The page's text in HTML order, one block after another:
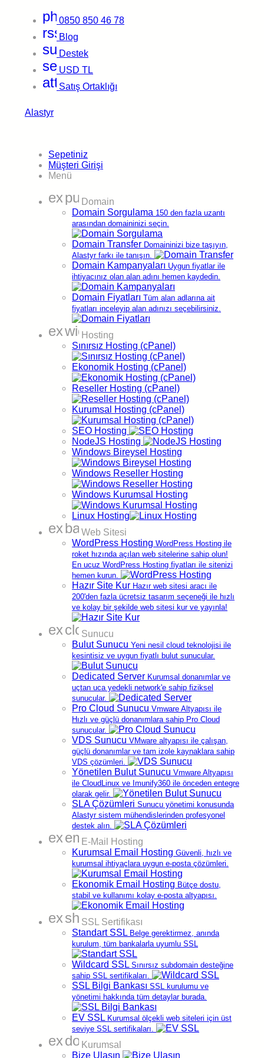
phone
0850 850 46 78
rss_feed
Blog
support_agent
Destek
sellUSD TL
attach_money
Satış Ortaklığı
Alastyr
Sepetiniz
Müşteri Girişi
Menü
expand_more
public
Domain
Domain Sorgulama 150 den fazla uzantı
arasından domaininizi seçin.
Domain Transfer Domaininizi bize taşıyın,
Alastyr farkı ile tanışın.
Domain Kampanyaları Uygun fiyatlar ile
ihtiyacınız olan alan adını hemen kaydedin.
Domain Fiyatları Tüm alan adlarına ait
fiyatları inceleyip alan adınızı seçebilirsiniz.
expand_more
widgets
Hosting
Sınırsız Hosting (cPanel)
Ekonomik Hosting (cPanel)
Reseller Hosting (cPanel)
Kurumsal Hosting (cPanel)
SEO Hosting
NodeJS Hosting
Windows Bireysel Hosting
Windows Reseller Hosting
Windows Kurumsal Hosting
Linux Hosting
expand_more
backup_table
Web Sitesi
WordPress Hosting WordPress Hosting ile
roket hızında açılan web sitelerine sahip olun!
En ucuz WordPress Hosting fiyatları ile sitenizi
hemen kurun.
Hazır Site Kur Hazır web sitesi aracı ile
200'den fazla ücretsiz tasarım seçeneği ile hızlı
ve kolay bir şekilde web sitesi kur ve yayınla!
expand_more
cloudSunucu
Bulut Sunucu Yeni nesil cloud teknolojisi ile
kesintisiz ve uygun fiyatlı bulut sunucular.
Dedicated Server Kurumsal donanımlar ve
uçtan uca yedekli network'e sahip fiziksel
sunucular.
Pro Cloud Sunucu Vmware Altyapısı ile
Hızlı ve güçlü donanımlara sahip Pro Cloud
sunucular.
VDS Sunucu VMware altyapısı ile çalışan,
güçlü donanımlar ve tam izole kaynaklara sahip
VDS çözümleri.
Yönetilen Bulut Sunucu Vmware Altyapısı
ile CloudLinux ve Imunify360 ile önceden entegre
olarak gelir.
SLA Çözümleri Sunucu yönetimi konusunda
Alastyr sistem mühendislerinden profesyonel
destek alın.
expand_more
emailE-Mail Hosting
Kurumsal Email Hosting Güvenli, hızlı ve
kurumsal ihtiyaçlara uygun e-posta çözümleri.
Ekonomik Email Hosting Bütçe dostu,
stabil ve kullanımı kolay e-posta altyapısı.
expand_more
shieldSSL Sertifikası
Standart SSL Belge gerektirmez, anında
kurulum, tüm bankalarla uyumlu SSL
Wildcard SSL Sınırsız subdomain desteğine
sahip SSL sertifikaları.
SSL Bilgi Bankası SSL kurulumu ve
yönetimi hakkında tüm detaylar burada.
EV SSL Kurumsal ölçekli web siteleri için üst
seviye SSL sertifikaları.
expand_more
domain
Kurumsal
Bize Ulaşın
Sertifikalı Altyapı
Anasayfa >
.TCDomain Kayıt
.TC domain uzantısı
En ucuz .TC domaintescil fiyatları ile şimdi satın al.
TürkçeDomain Paneli
Ücretsiz DNS Yönetimi
₺5.890,75'dan başlayan fiyatlarla.
7/24 Çözüm OdaklıDestek
Transfer₺5.890,75
Kayıt₺5.890, 75
Yenileme₺5.890,75